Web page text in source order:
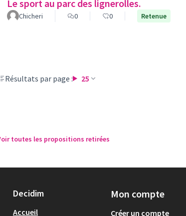
Le sport au parc des lignerolles.
Chicheri 0 0 Retenue
Résultats par page : 25
toutes les propositions retirées
Decidim
Accueil
Mon compte
Créer un compte